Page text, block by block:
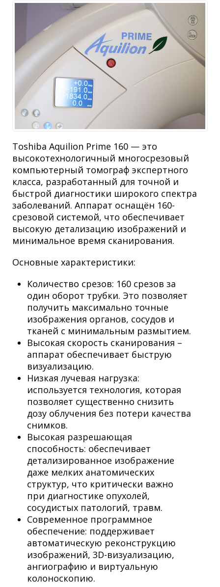
Toshiba Aquilion Prime 160 — это
высокотехнологичный многосрезовый
компьютерный томограф экспертного
класса, разработанный для точной и
быстрой диагностики широкого спектра
заболеваний. Аппарат оснащён 160-
срезовой системой, что обеспечивает
высокую детализацию изображений и
минимальное время сканирования.
Основные характеристики:
Количество срезов: 160 срезов за
один оборот трубки. Это позволяет
получить максимально точные
изображения органов, сосудов и
тканей с минимальным размытием.
Высокая скорость сканирования –
аппарат обеспечивает быструю
визуализацию.
Низкая лучевая нагрузка:
используется технология, которая
позволяет существенно снизить
дозу облучения без потери качества
снимков.
Высокая разрешающая
способность: обеспечивает
детализированное изображение
даже мелких анатомических
структур, что критически важно
при диагностике опухолей,
сосудистых патологий, травм.
Современное программное
обеспечение: поддерживает
автоматическую реконструкцию
изображений, 3D-визуализацию,
ангиографию и виртуальную
колоноскопию.